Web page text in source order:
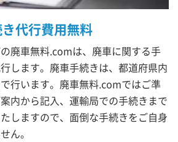
代行費用無料
廃車無料.comは、廃車に関する手
します。廃車手続きは、都道府県内
行います。廃車無料.comではご準
内から記入、運輸局での手続きまで
しますので、面倒な手続きをご自身
ん。